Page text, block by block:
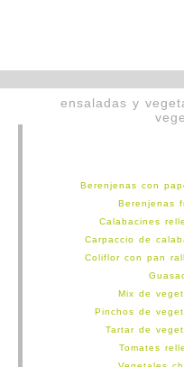
ensaladas y
Berenjenas con
Berenjenas
Calabacines
Carpaccio de
Coliflor con pan
Mix de
Pinchos de
Tartar de
Tomates